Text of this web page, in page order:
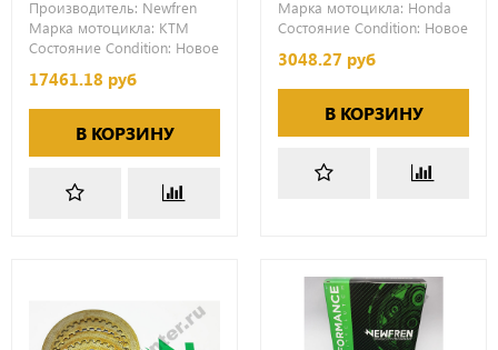
Производитель: Newfren
Марка мотоцикла: KTM
Состояние Condition: Новое
17461.18 руб
В КОРЗИНУ
Марка мотоцикла: Honda
Состояние Condition: Новое
3048.27 руб
В КОРЗИНУ